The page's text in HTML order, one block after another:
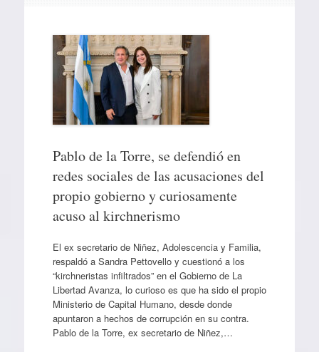
Pablo de la Torre, se defendió en
redes sociales de las acusaciones del
propio gobierno y curiosamente
acuso al kirchnerismo
El ex secretario de Niñez, Adolescencia y Familia,
respaldó a Sandra Pettovello y cuestionó a los
“kirchneristas infiltrados” en el Gobierno de La
Libertad Avanza, lo curioso es que ha sido el propio
Ministerio de Capital Humano, desde donde
apuntaron a hechos de corrupción en su contra.
Pablo de la Torre, ex secretario de Niñez,…